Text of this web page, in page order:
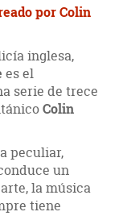
por Colin
inglesa,
es el
serie de trece
Colin
peculiar,
un
la música
tiene